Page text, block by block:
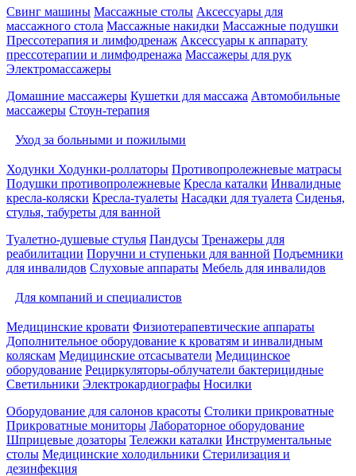
Свинг машины Массажные столы Аксессуары для
массажного стола Массажные накидки Массажные подушки
Прессотерапия и лимфодренаж Аксессуары к аппарату
прессотерапии и лимфодренажа Массажеры для рук
Электромассажеры
Домашние массажеры Кушетки для массажа Автомобильные
массажеры Стоун-терапия
Уход за больными и пожилыми
Ходунки Ходунки-роллаторы Противопролежневые матрасы
Подушки противопролежневые Кресла каталки Инвалидные
кресла-коляски Кресла-туалеты Насадки для туалета Сиденья,
стулья, табуреты для ванной
Туалетно-душевые стулья Пандусы Тренажеры для
реабилитации Поручни и ступеньки для ванной Подъемники
для инвалидов Слуховые аппараты Мебель для инвалидов
Для компаний и специалистов
Медицинские кровати Физиотерапевтические аппараты
Дополнительное оборудование к кроватям и инвалидным
коляскам Медицинские отсасыватели Медицинское
оборудование Рециркуляторы-облучатели бактерицидные
Светильники Электрокардиографы Носилки
Оборудование для салонов красоты Столики прикроватные
Прикроватные мониторы Лабораторное оборудование
Шприцевые дозаторы Тележки каталки Инструментальные
столы Медицинские холодильники Стерилизация и
дезинфекция